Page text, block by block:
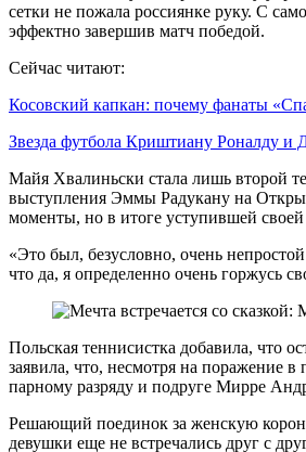
сетки не пожала россиянке руку. С
эффектно завершив матч победой.
Сейчас читают:
Косовский капкан: почему фанаты
Звезда футбола Криштиану Роналду
Майя Хвалиньски стала лишь второй
выступления Эммы Радукану на
моменты, но в итоге уступившей
«Это был, безусловно, очень
что да, я определенно очень горжусь
Польская теннисистка добавила, что
заявила, что, несмотря на поражение
парному разряду и подруге Мирре
Решающий поединок за женскую
девушки еще не встречались друг с